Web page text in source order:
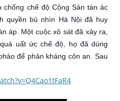
chống chế độ Cộng Sản tàn ác
quyền bù nhìn Hà Nội đã huy
áp. Một cuộc xô sát đã xảy ra,
uất ức chế độ, họ đã dùng
để phản kháng côn an. Sau